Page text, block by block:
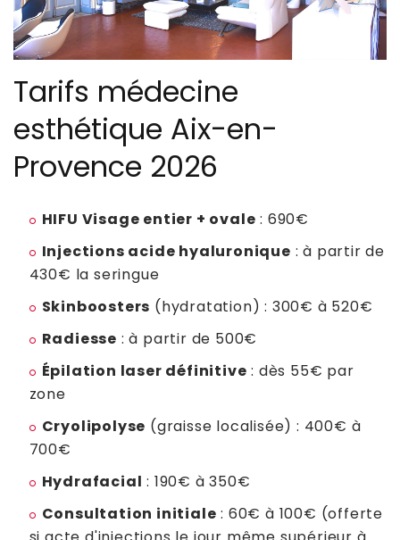
Tarifs médecine
esthétique Aix-en-
Provence 2026
HIFU Visage entier + ovale : 690€
Injections acide hyaluronique : à partir de
430€ la seringue
Skinboosters (hydratation) : 300€ à 520€
Radiesse : à partir de 500€
Épilation laser définitive : dès 55€ par
zone
Cryolipolyse (graisse localisée) : 400€ à
700€
Hydrafacial : 190€ à 350€
Consultation initiale : 60€ à 100€ (offerte